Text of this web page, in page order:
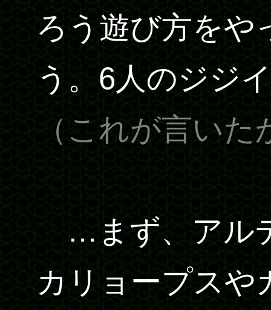
ろう遊び方をや
う。6人のジジ
（これが言いた
…まず、アル
カリョープスや